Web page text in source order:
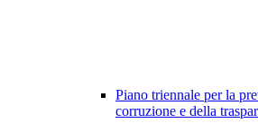
Piano triennale per la
corruzione e della